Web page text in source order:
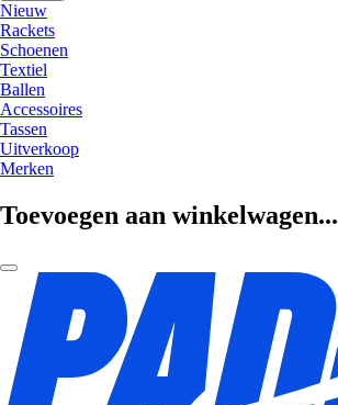
Nieuw
Rackets
Schoenen
Textiel
Ballen
Accessoires
Tassen
Uitverkoop
Merken
Toevoegen aan winkelwagen...